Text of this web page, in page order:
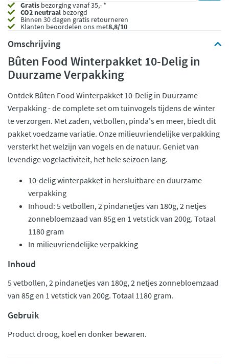
Gratis bezorging vanaf 35,- *
CO2 neutraalbezorgd
Binnen 30 dagen gratis retourneren
Klanten beoordelen ons met8,8/10
Omschrijving
Bûten Food Winterpakket 10-Delig in
Duurzame Verpakking
Ontdek Bûten Food Winterpakket 10-Delig in Duurzame
Verpakking - de complete set om tuinvogels tijdens de winter
te verzorgen. Met zaden, vetbollen, pinda's en meer, biedt dit
pakket voedzame variatie. Onze milieuvriendelijke verpakking
versterkt het welzijn van vogels en de natuur. Geniet van
levendige vogelactiviteit, het hele seizoen lang.
10-delig winterpakket in hersluitbare en duurzame
verpakking
Inhoud: 5 vetbollen, 2 pindanetjes van 180g, 2 netjes
zonnebloemzaad van 85g en 1 vetstick van 200g. Totaal
1180 gram
In milieuvriendelijke verpakking
Inhoud
5 vetbollen, 2 pindanetjes van 180g, 2 netjes zonnebloemzaad
van 85g en 1 vetstick van 200g. Totaal 1180 gram.
Gebruik
Product droog, koel en donker bewaren.